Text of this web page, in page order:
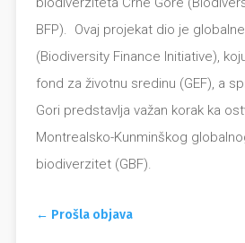
BFP). Ovaj projekat dio je
(Biodiversity Finance Initiative),
fond za životnu sredinu (GEF), a
Gori predstavlja važan korak ka
Montrealsko-Kunminškog
biodiverzitet (GBF).
← Prošla objava